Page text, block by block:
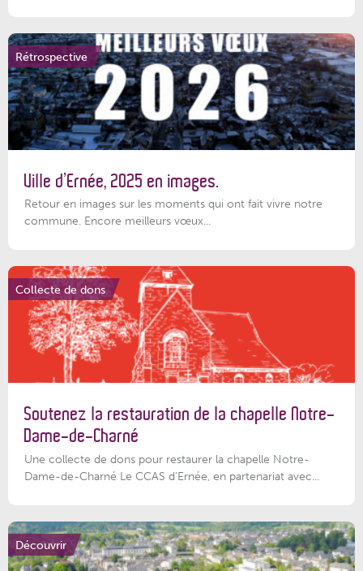
Rétrospective
Ville d’Ernée, 2025 en images.
Retour en images sur les moments qui ont fait vivre notre
commune. Encore meilleurs vœux...
Collecte de dons
Soutenez la restauration de la chapelle Notre-
Dame-de-Charné
Une collecte de dons pour restaurer la chapelle Notre-
Dame-de-Charné Le CCAS d’Ernée, en partenariat avec...
Découvrir